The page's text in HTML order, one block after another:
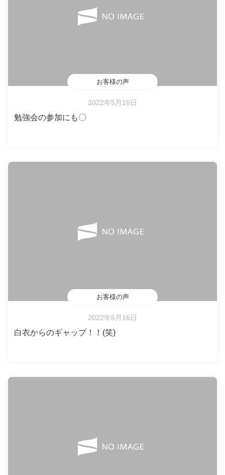
お客様の声
2022年5月16日
勉強会の参加にも〇
お客様の声
2022年5月16日
白衣からのギャップ！！(笑)